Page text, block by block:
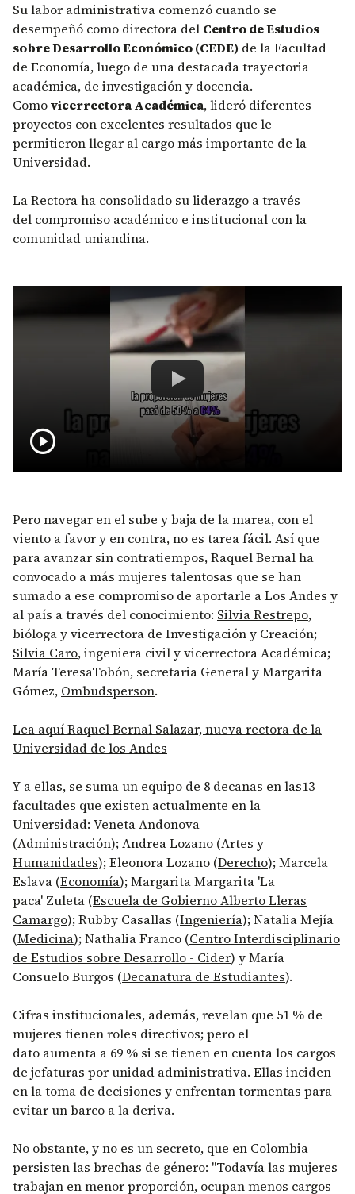
Su labor administrativa comenzó cuando se
desempeñó como directora del Centro de Estudios
sobre Desarrollo Económico (CEDE) de la Facultad
de Economía, luego de una destacada trayectoria
académica, de investigación y docencia.
Comovicerrectora Académica, lideró diferentes
proyectos con excelentes resultados que le
permitieron llegar al cargo más importante de la
Universidad.
La Rectora ha consolidado su liderazgo a través
del compromiso académico e institucional con la
comunidad uniandina.
Grandes avances en la lucha por
play_circle
Pero navegar en el sube y baja de la marea, con el
viento a favor y en contra, no es tarea fácil. Así que
para avanzar sin contratiempos, Raquel Bernal ha
convocado a más mujeres talentosas que se han
sumado a ese compromiso de aportarle a Los Andes y
al país a través del conocimiento: Silvia Restrepo,
bióloga y vicerrectora de Investigación y Creación;
Silvia Caro, ingeniera civil y vicerrectora Académica;
María TeresaTobón, secretaria General y Margarita
Gómez, Ombudsperson.
Lea aquí Raquel Bernal Salazar, nueva rectora de la
Universidad de los Andes
Y a ellas, se suma un equipo de 8 decanas en las13
facultades que existen actualmente en la
Universidad: Veneta Andonova
(Administración); Andrea Lozano (Artes y
Humanidades); Eleonora Lozano (Derecho); Marcela
Eslava (Economía); Margarita Margarita 'La
paca' Zuleta (Escuela de Gobierno Alberto Lleras
Camargo); Rubby Casallas (Ingeniería); Natalia Mejía
(Medicina); Nathalia Franco (Centro Interdisciplinario
de Estudios sobre Desarrollo - Cider) y María
Consuelo Burgos (Decanatura de Estudiantes).
Cifras institucionales, además, revelan que 51 % de
mujeres tienen roles directivos; pero el
dato aumenta a 69 % si se tienen en cuenta los cargos
de jefaturas por unidad administrativa. Ellas inciden
en la toma de decisiones y enfrentan tormentas para
evitar un barco a la deriva.
No obstante, y no es un secreto, que en Colombia
persisten las brechas de género: "Todavía las mujeres
trabajan en menor proporción, ocupan menos cargos